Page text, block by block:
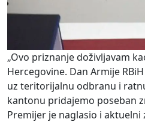
„Ovo priznanje doživljavam
Hercegovine. Dan Armije
uz teritorijalnu odbranu i
kantonu pridajemo poseban
Premijer je naglasio i aktuelni